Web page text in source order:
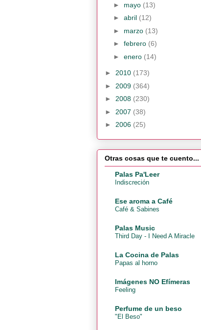
► mayo (13)
► abril (12)
► marzo (13)
► febrero (6)
► enero (14)
► 2010 (173)
► 2009 (364)
► 2008 (230)
► 2007 (38)
► 2006 (25)
Otras cosas que te cuento...
Palas Pa'Leer
Indiscreción
Ese aroma a Café
Café & Sabines
Palas Music
Third Day - I Need A Miracle
La Cocina de Palas
Papas al horno
Imágenes NO Efímeras
Feeling
Perfume de un beso
"El Beso"